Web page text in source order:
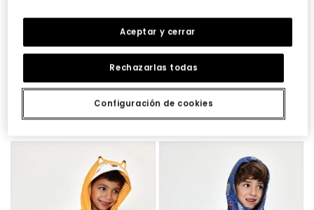
Impermeable blau marí estampat natura amb caputxa
59,95 €
59,95 €
Configuración de cookies
Rechazarlas todas
Aceptar y cerrar